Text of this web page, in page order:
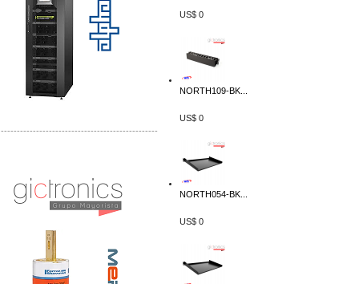
-------------------------------------------------
US$ 0
NORTH109-BK...
US$ 0
NORTH054-BK...
US$ 0